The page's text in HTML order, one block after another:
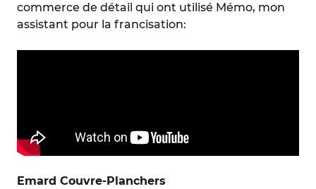
commerce de détail qui ont utilisé Mémo, mon
assistant pour la francisation:
Emard Couvre-Planchers